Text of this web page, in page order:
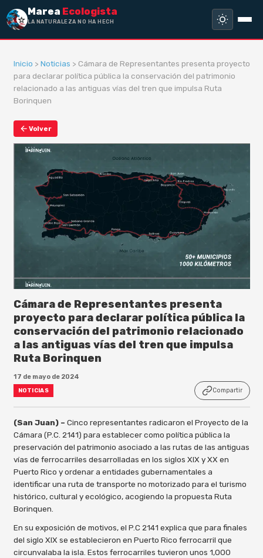
Marea Ecologista
LA NATURALEZA NO HA HECHO ESCLA
Inicio > Noticias > Cámara de Representantes presenta proyecto
para declarar política pública la conservación del patrimonio
relacionado a las antiguas vías del tren que impulsa Ruta
Borinquen
Volver
Cámara de Representantes presenta
proyecto para declarar política pública la
conservación del patrimonio relacionado
a las antiguas vías del tren que impulsa
Ruta Borinquen
17 de mayo de 2024
NOTICIAS Compartir
(San Juan) – Cinco representantes radicaron el Proyecto de la
Cámara (P.C. 2141) para establecer como política pública la
preservación del patrimonio asociado a las rutas de las antiguas
vías de ferrocarriles desarrolladas en los siglos XIX y XX en
Puerto Rico y ordenar a entidades gubernamentales a
identificar una ruta de transporte no motorizado para el turismo
histórico, cultural y ecológico, acogiendo la propuesta Ruta
Borinquen.
En su exposición de motivos, el P.C 2141 explica que para finales
del siglo XIX se establecieron en Puerto Rico ferrocarril que
circunvalaba la isla. Estos ferrocarriles tuvieron unos 1,000